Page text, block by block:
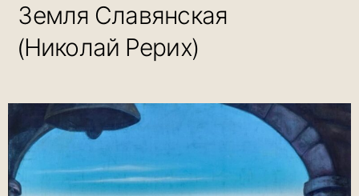
Земля Славянская
(Николай Рерих)